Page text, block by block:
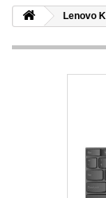
Lenovo